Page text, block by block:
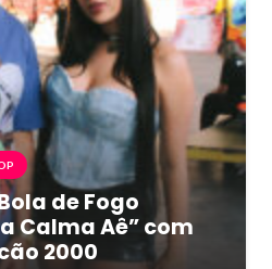
de Fogo
Calma Aê” com
2000